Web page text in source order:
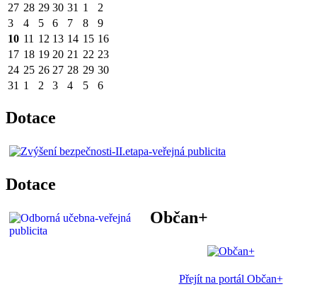
27 28 29 30 31 1
2
3
4 5 6 7 8
9
10 11 12 13 14 15 16
17 18 19 20 21 22 23
24 25 26 27 28 29 30
31 1 2 3 4 5 6
Dotace
Dotace
Občan+
Přejít na portál Občan+